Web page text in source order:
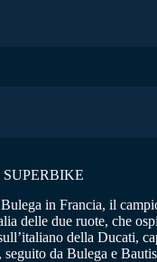
in Francia, il
delle due ruote, che
della Ducati,
da Bulega e